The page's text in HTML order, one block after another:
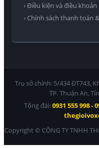
› Điều kiện và điều khoản
› Chính sách thanh toán
Trụ sở chính: 5/434 ĐT743,
TP. Thuận An,
Tổng đài:0931 555 998 -
Copyright © CÔNG TY TNHH